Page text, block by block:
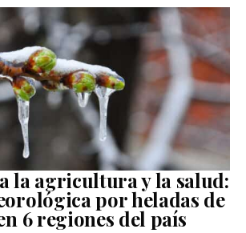
la agricultura y la salud:
por heladas de
6 regiones del país